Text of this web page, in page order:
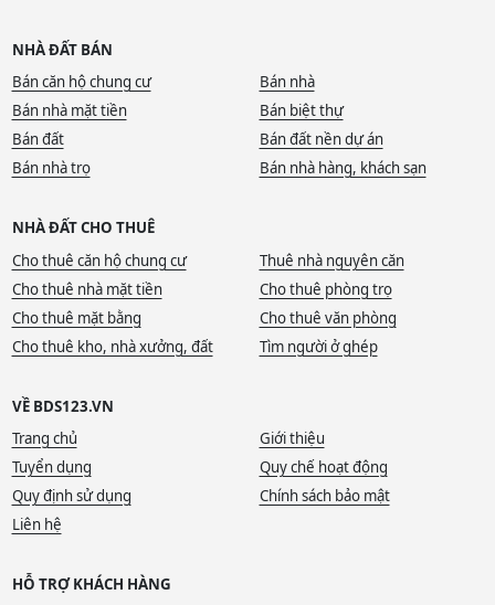
NHÀ ĐẤT BÁN
Bán căn hộ chung cư
Bán nhà
Bán nhà mặt tiền
Bán biệt thự
Bán đất
Bán đất nền dự án
Bán nhà trọ
Bán nhà hàng, khách sạn
NHÀ ĐẤT CHO THUÊ
Cho thuê căn hộ chung cư
Thuê nhà nguyên căn
Cho thuê nhà mặt tiền
Cho thuê phòng trọ
Cho thuê mặt bằng
Cho thuê văn phòng
Cho thuê kho, nhà xưởng, đất
Tìm người ở ghép
VỀ BDS123.VN
Trang chủ
Giới thiệu
Tuyển dụng
Quy chế hoạt động
Quy định sử dụng
Chính sách bảo mật
Liên hệ
HỖ TRỢ KHÁCH HÀNG